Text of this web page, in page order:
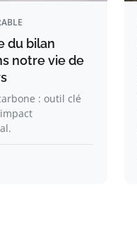
du bilan
notre vie de
: outil clé